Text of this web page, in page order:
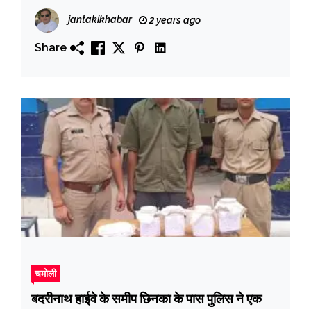
jantakikhabar 2 years ago
Share
चमोली
बदरीनाथ हाईवे के समीप छिनका के पास पुलिस ने एक